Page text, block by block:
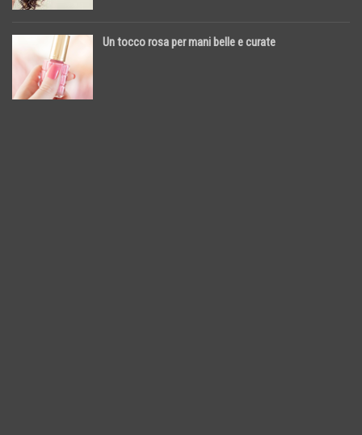
Un tocco rosa per mani belle e curate